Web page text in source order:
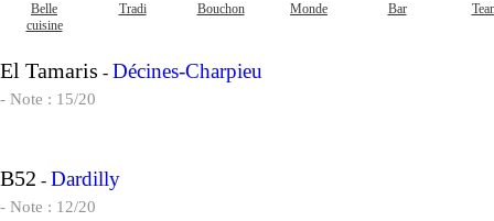
Belle
cuisine
Tradi Bouchon Monde Bar
El Tamaris - Décines-Charpieu
- Note : 15/20
B52 - Dardilly
- Note : 12/20